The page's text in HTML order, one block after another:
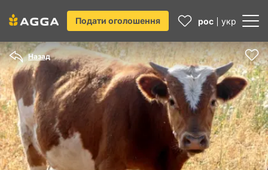
Подати оголошення рос укр
Назад